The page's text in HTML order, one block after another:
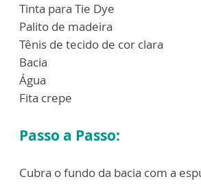
Tinta para Tie Dye
Palito de madeira
Tênis de tecido de cor clara
Bacia
Água
Fita crepe
Passo a Passo:
Cubra o fundo da bacia com a